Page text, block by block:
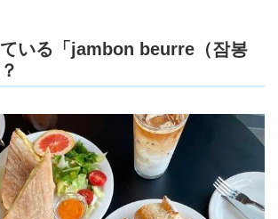
いる「jambon beurre（잠봉